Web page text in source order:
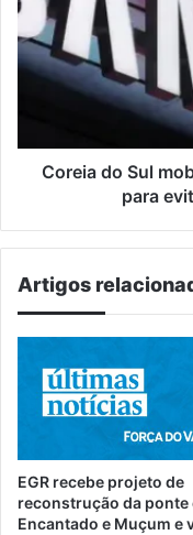
Sul
mobiliza
arbitragem
de
emergência
evitar
greveCoreia do Sul
para
Artigos
EGR recebe projeto de
reconstrução da ponte
Encantado e Muçum e